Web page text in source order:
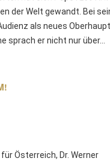
der Welt gewandt. Bei
als neues
sprach er nicht nur über...
Österreich, Dr. Werner